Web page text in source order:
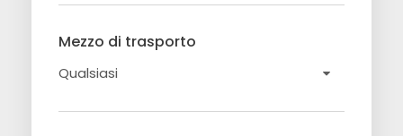
Mezzo di trasporto